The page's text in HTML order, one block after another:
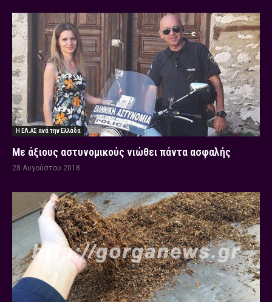
Η ΕΛ.ΑΣ ανά την Ελλάδα
Με άξιους αστυνομικούς νιώθει πάντα ασφαλής
28 Αυγούστου 2018